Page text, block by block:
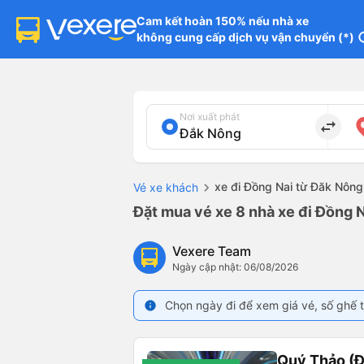
Cam kết hoàn 150% nếu nhà xe
không cung cấp dịch vụ vận chuyển (*)
Nơi xuất phát
import_export
Vé xe khách xe đi Đồng Nai từ Đăk Nông
Đặt mua vé xe 8 nhà xe đi Đồng
Vexere Team
Ngày cập nhật: 06/08/2026
info Chọn ngày đi để xem giá vé, số
Quý Thảo